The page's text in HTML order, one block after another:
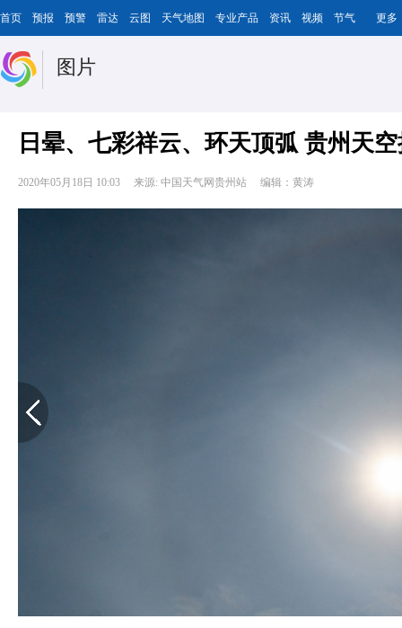
首页 预报 预警 雷达 云图 天气地图 专业产品 资讯 视频 节气 更多
图片
日晕、七彩祥云、环天顶弧 贵州天
2020年05月18日 10:03 来源: 中国天气网贵州站 编辑：黄涛